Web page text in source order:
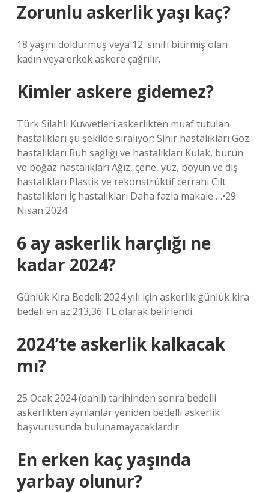
Zorunlu askerlik yaşı kaç?
18 yaşını doldurmuş veya 12. sınıfı bitirmiş olan
kadın veya erkek askere çağrılır.
Kimler askere gidemez?
Türk Silahlı Kuvvetleri askerlikten muaf tutulan
hastalıkları şu şekilde sıralıyor: Sinir hastalıkları Göz
hastalıkları Ruh sağlığı ve hastalıkları Kulak, burun
ve boğaz hastalıkları Ağız, çene, yüz, boyun ve diş
hastalıkları Plastik ve rekonstrüktif cerrahi Cilt
hastalıkları İç hastalıkları Daha fazla makale …•29
Nisan 2024
6 ay askerlik harçlığı ne
kadar 2024?
Günlük Kira Bedeli: 2024 yılı için askerlik günlük kira
bedeli en az 213,36 TL olarak belirlendi.
2024’te askerlik kalkacak
mı?
25 Ocak 2024 (dahil) tarihinden sonra bedelli
askerlikten ayrılanlar yeniden bedelli askerlik
başvurusunda bulunamayacaklardır.
En erken kaç yaşında
yarbay olunur?